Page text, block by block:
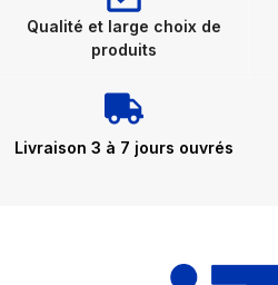
Qualité et large choix de
produits
Livraison 3 à 7 jours ouvrés